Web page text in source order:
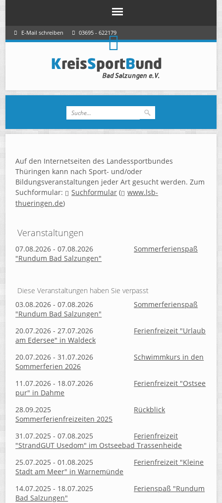
E-Mail schreiben 03695 - 622179
Auf den Internetseiten des Landessportbundes
Thüringen kann nach Sport- und/oder
Bildungsveranstaltungen jeder Art gesucht werden. Zum
Suchformular:
Suchformular (
www.lsb-
thueringen.de)
Veranstaltungen
07.08.2026 - 07.08.2026
Sommerferienspaß
"Rundum Bad Salzungen"
Diese Veranstaltungen haben Sie verpasst
03.08.2026 - 07.08.2026
Sommerferienspaß
"Rundum Bad Salzungen"
20.07.2026 - 27.07.2026
Ferienfreizeit "Urlaub
am Edersee" in Waldeck
20.07.2026 - 31.07.2026
Schwimmkurs in den
Sommerferien 2026
11.07.2026 - 18.07.2026
Ferienfreizeit "Ostsee
pur" in Dahme
28.09.2025
Rückblick
Sommerferienfreizeiten 2025
31.07.2025 - 07.08.2025
Ferienfreizeit
"StrandGUT Usedom" im Ostseebad Trassenheide
25.07.2025 - 01.08.2025
Ferienfreizeit "Kleine
Stadt am Meer" in Warnemünde
14.07.2025 - 18.07.2025
Ferienspaß "Rundum
Bad Salzungen"